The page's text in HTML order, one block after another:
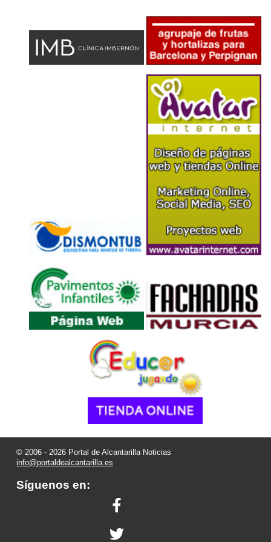
© 2006 - 2026 Portal de Alcantarilla Noticias
info@portaldealcantarilla.es
Síguenos en: